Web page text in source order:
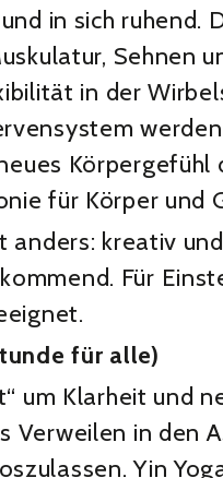
in sich ruhend.
Sehnen
in der
Körpergefühl
für Körper und
anders: kreativ
Für
für alle)
um Klarheit und
Verweilen in den
Yin